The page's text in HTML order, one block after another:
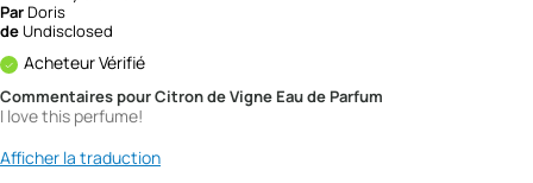
ParDoris
deUndisclosed
Acheteur Vérifié
Commentaires pour Citron de Vigne Eau de Parfum
I love this perfume!
Afficher la traduction